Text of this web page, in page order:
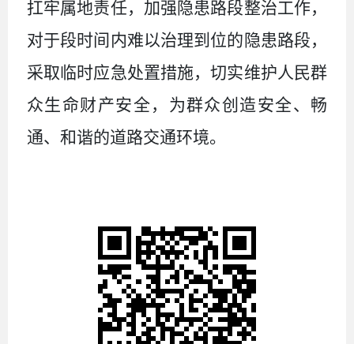
扛牢属地责任，加强 隐患路段整治工作，
对于段时间内难以治理到位的隐患路段，
采取临时应急处置措施，切实维护人民群
众生命财产安全， 为群众创造安全、畅
通、和谐的道路交通环境。